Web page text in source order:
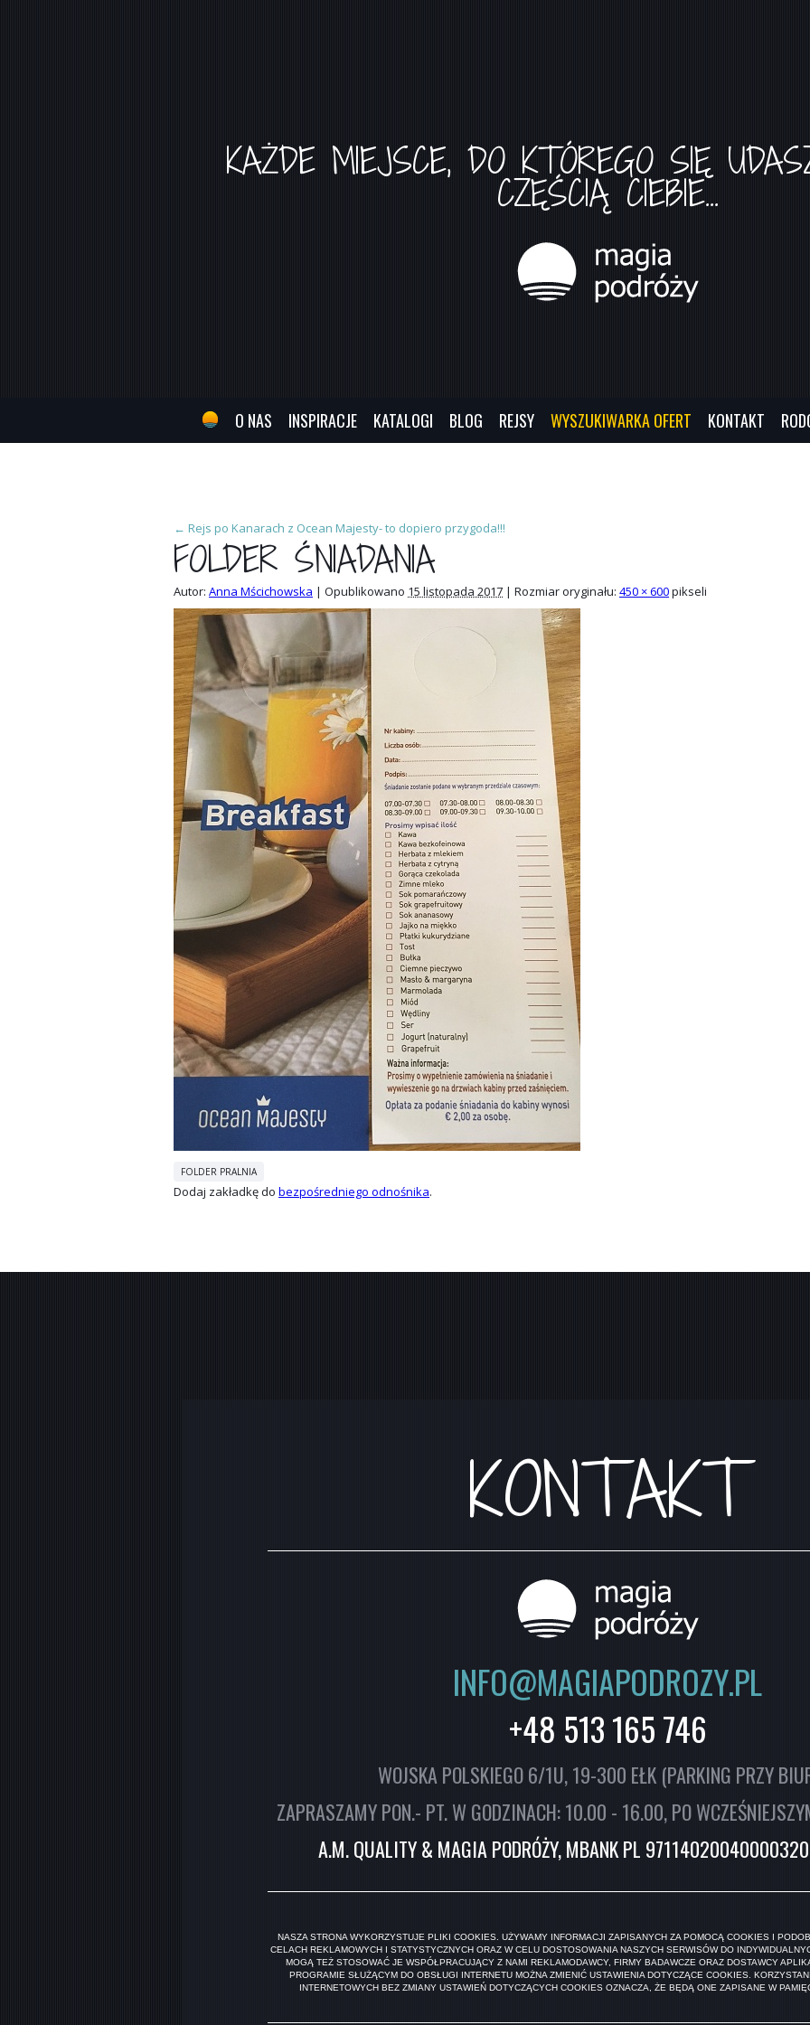
KAŻDE MIEJSCE, DO KTÓREGO SIĘ
CZĘŚCIĄ CIEBIE...
O NAS INSPIRACJE KATALOGI BLOG REJSY WYSZUKIWARKA OFERT KONTAKT
← Rejs po Kanarach z Ocean Majesty- to dopiero przygoda!!!
FOLDER ŚNIADANIA
Autor: Anna Mścichowska | Opublikowano 15 listopada 2017 | Rozmiar oryginału: 450 × 600pikseli
FOLDER PRALNIA
Dodaj zakładkę do bezpośredniego odnośnika.
KONTAKT
INFO@MAGIAPODROZY.PL
+48 513 165 746
WOJSKA POLSKIEGO 6/1U, 19-300 EŁK (PARKING PRZY
ZAPRASZAMY PON.- PT. W GODZINACH: 10.00 - 16.00, PO
A.M. QUALITY & MAGIA PODRÓŻY, MBANK PL
NASZA STRONA WYKORZYSTUJE PLIKI COOKIES. UŻYWAMY INFORMACJI ZAPISANYCH ZA POMOCĄ COOKIES I
CELACH REKLAMOWYCH I STATYSTYCZNYCH ORAZ W CELU DOSTOSOWANIA NASZYCH SERWISÓW DO
MOGĄ TEŻ STOSOWAĆ JE WSPÓŁPRACUJĄCY Z NAMI REKLAMODAWCY, FIRMY BADAWCZE ORAZ DOSTAWCY
PROGRAMIE SŁUŻĄCYM DO OBSŁUGI INTERNETU MOŻNA ZMIENIĆ USTAWIENIA DOTYCZĄCE COOKIES.
INTERNETOWYCH BEZ ZMIANY USTAWIEŃ DOTYCZĄCYCH COOKIES OZNACZA, ŻE BĘDĄ ONE ZAPISANE W